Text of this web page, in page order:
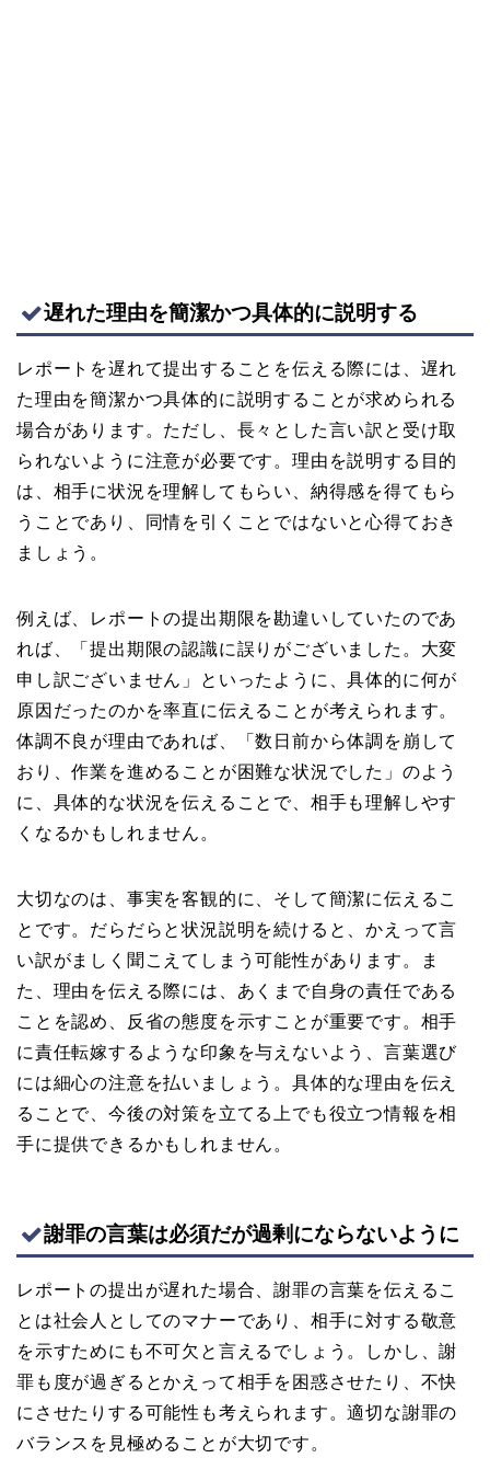
遅れた理由を簡潔かつ具体的に説明する
レポートを遅れて提出することを伝える際には、遅れ
た理由を簡潔かつ具体的に説明することが求められる
場合があります。ただし、長々とした言い訳と受け取
られないように注意が必要です。理由を説明する目的
は、相手に状況を理解してもらい、納得感を得てもら
うことであり、同情を引くことではないと心得ておき
ましょう。
例えば、レポートの提出期限を勘違いしていたのであ
れば、「提出期限の認識に誤りがございました。大変
申し訳ございません」といったように、具体的に何が
原因だったのかを率直に伝えることが考えられます。
体調不良が理由であれば、「数日前から体調を崩して
おり、作業を進めることが困難な状況でした」のよう
に、具体的な状況を伝えることで、相手も理解しやす
くなるかもしれません。
大切なのは、事実を客観的に、そして簡潔に伝えるこ
とです。だらだらと状況説明を続けると、かえって言
い訳がましく聞こえてしまう可能性があります。ま
た、理由を伝える際には、あくまで自身の責任である
ことを認め、反省の態度を示すことが重要です。相手
に責任転嫁するような印象を与えないよう、言葉選び
には細心の注意を払いましょう。具体的な理由を伝え
ることで、今後の対策を立てる上でも役立つ情報を相
手に提供できるかもしれません。
謝罪の言葉は必須だが過剰にならないように
レポートの提出が遅れた場合、謝罪の言葉を伝えるこ
とは社会人としてのマナーであり、相手に対する敬意
を示すためにも不可欠と言えるでしょう。しかし、謝
罪も度が過ぎるとかえって相手を困惑させたり、不快
にさせたりする可能性も考えられます。適切な謝罪の
バランスを見極めることが大切です。